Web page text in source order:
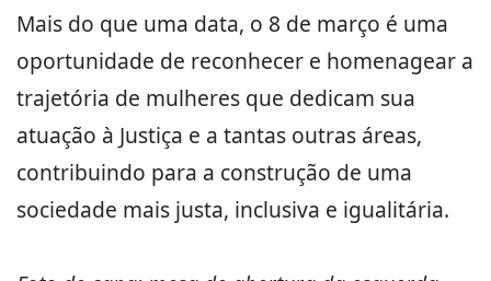
Mais do que uma data, o 8 de março é uma
oportunidade de reconhecer e homenagear a
trajetória de mulheres que dedicam sua
atuação à Justiça e a tantas outras áreas,
contribuindo para a construção de uma
sociedade mais justa, inclusiva e igualitária.